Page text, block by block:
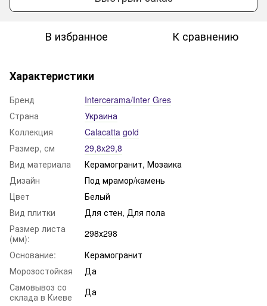
В избранное К сравнению
Характеристики
Бренд
Intercerama/Inter Gres
Страна
Украина
Коллекция
Calacatta gold
Размер, см
29,8х29,8
Вид материала
Керамогранит, Мозаика
Дизайн
Под мрамор/камень
Цвет
Белый
Вид плитки
Для стен, Для пола
Размер листа
(мм):
298х298
Основание:
Керамогранит
Морозостойкая
Да
Самовывоз со
склада в Киеве
Да